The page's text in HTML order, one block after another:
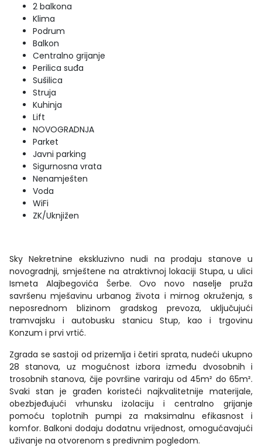
2 balkona
Klima
Podrum
Balkon
Centralno grijanje
Perilica suđa
Sušilica
Struja
Kuhinja
Lift
NOVOGRADNJA
Parket
Javni parking
Sigurnosna vrata
Nenamješten
Voda
WiFi
ZK/Uknjižen
Sky Nekretnine ekskluzivno nudi na prodaju stanove u
novogradnji, smještene na atraktivnoj lokaciji Stupa, u ulici
Ismeta Alajbegovića Šerbe. Ovo novo naselje pruža
savršenu mješavinu urbanog života i mirnog okruženja, s
neposrednom blizinom gradskog prevoza, uključujući
tramvajsku i autobusku stanicu Stup, kao i trgovinu
Konzum i prvi vrtić.
Zgrada se sastoji od prizemlja i četiri sprata, nudeći ukupno
28 stanova, uz mogućnost izbora između dvosobnih i
trosobnih stanova, čije površine variraju od 45m² do 65m².
Svaki stan je građen koristeći najkvalitetnije materijale,
obezbjeđujući vrhunsku izolaciju i centralno grijanje
pomoću toplotnih pumpi za maksimalnu efikasnost i
komfor. Balkoni dodaju dodatnu vrijednost, omogućavajući
uživanje na otvorenom s predivnim pogledom.